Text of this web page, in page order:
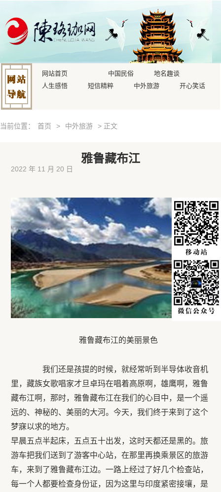
网站首页 中国民俗
地名趣谈
人生感悟
短信精粹 中外旅游 开心笑话
当前位置： 首页 > 中外旅游 > 正文
雅鲁藏布江
2022 年 11 月 20 日
雅鲁藏布江的美丽景色
我们还是孩提的时候，就经常听到半导体收音机
里，藏族女歌唱家才旦卓玛在唱着高原啊，雄鹰啊，雅鲁
藏布江啊，那时，雅鲁藏布江在我们的心目中，是一个遥
远的、神秘的、美丽的大河。今天，我们终于来到了这个
梦寐以求的地方。
早晨五点半起床，五点五十出发，这时天都还是黑的。旅
游车把我们送到了游客中心站，在那里再换乘景区的旅游
车，来到了雅鲁藏布江边。一路上经过了好几个检查站，
每一个人都要检查身份证，因为这里与印度紧密接壤，是